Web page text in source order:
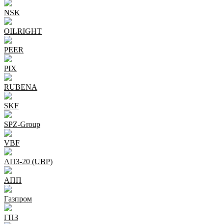
NSK
OILRIGHT
PEER
PIX
RUBENA
SKF
SPZ-Group
VBF
АПЗ-20 (UBP)
АПП
Газпром
ГПЗ